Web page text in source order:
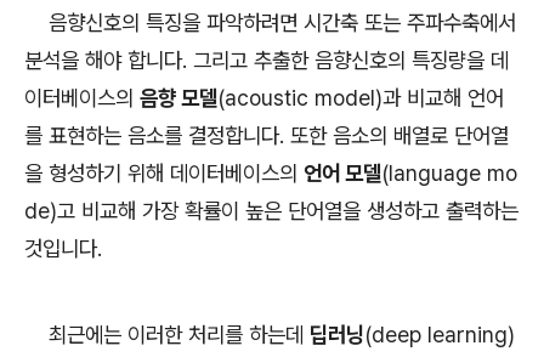
음향신호의 특징을 파악하려면 시간축 또는 주파수축에서
분석을 해야 합니다. 그리고 추출한 음향신호의 특징량을 데
이터베이스의 음향 모델(acoustic model)과 비교해 언어
를 표현하는 음소를 결정합니다. 또한 음소의 배열로 단어열
을 형성하기 위해 데이터베이스의 언어 모델(language mo
de)고 비교해 가장 확률이 높은 단어열을 생성하고 출력하는
것입니다.
최근에는 이러한 처리를 하는데 딥러닝(deep learning)